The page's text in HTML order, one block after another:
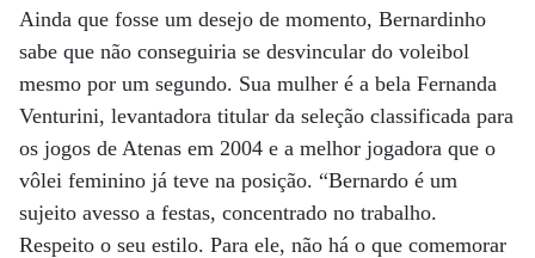
Ainda que fosse um desejo de momento, Bernardinho
sabe que não conseguiria se desvincular do voleibol
mesmo por um segundo. Sua mulher é a bela Fernanda
Venturini, levantadora titular da seleção classificada para
os jogos de Atenas em 2004 e a melhor jogadora que o
vôlei feminino já teve na posição. “Bernardo é um
sujeito avesso a festas, concentrado no trabalho.
Respeito o seu estilo. Para ele, não há o que comemorar